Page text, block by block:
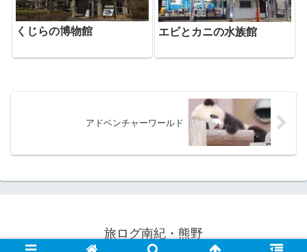
くじらの博物館 エビとカニの水族館
アドベンチャーワールド
旅ログ南紀・熊野